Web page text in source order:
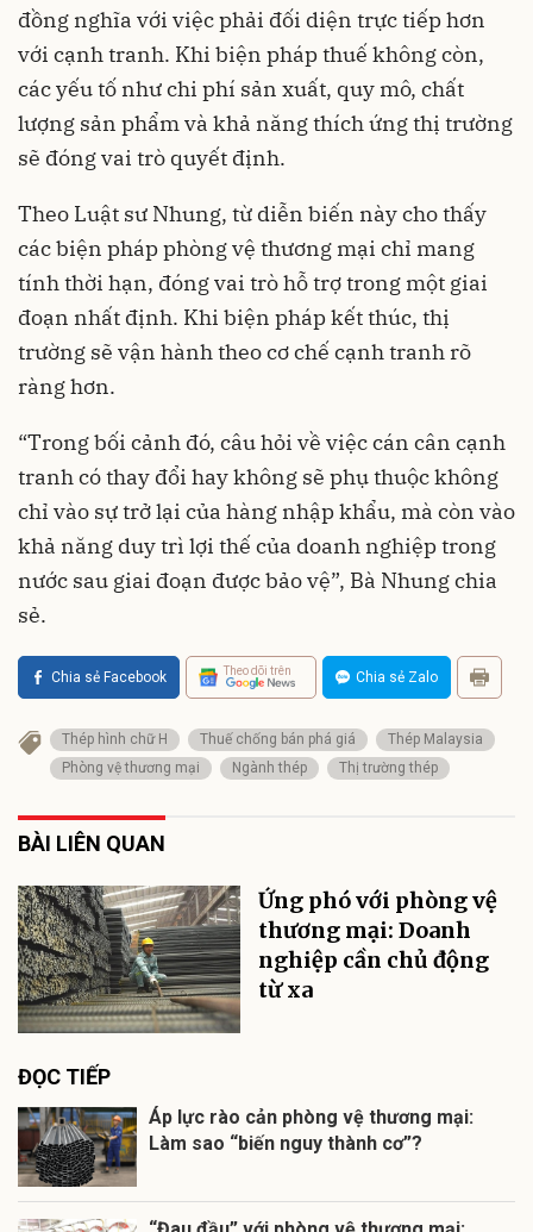
đồng nghĩa với việc phải đối diện trực tiếp hơn
với cạnh tranh. Khi biện pháp thuế không còn,
các yếu tố như chi phí sản xuất, quy mô, chất
lượng sản phẩm và khả năng thích ứng thị trường
sẽ đóng vai trò quyết định.
Theo Luật sư Nhung, từ diễn biến này cho thấy
các biện pháp phòng vệ thương mại chỉ mang
tính thời hạn, đóng vai trò hỗ trợ trong một giai
đoạn nhất định. Khi biện pháp kết thúc, thị
trường sẽ vận hành theo cơ chế cạnh tranh rõ
ràng hơn.
“Trong bối cảnh đó, câu hỏi về việc cán cân cạnh
tranh có thay đổi hay không sẽ phụ thuộc không
chỉ vào sự trở lại của hàng nhập khẩu, mà còn vào
khả năng duy trì lợi thế của doanh nghiệp trong
nước sau giai đoạn được bảo vệ”, Bà Nhung chia
sẻ.
Chia sẻ Facebook Theo dõi trên Chia sẻ Zalo
Thép hình chữ H Thuế chống bán phá giá
Thép Malaysia
Phòng vệ thương mại
Ngành thép Thị trường thép
BÀI LIÊN QUAN
Ứng phó với phòng vệ
thương mại: Doanh
nghiệp cần chủ động
từ xa
ĐỌC TIẾP
Áp lực rào cản phòng vệ thương mại:
Làm sao “biến nguy thành cơ”?